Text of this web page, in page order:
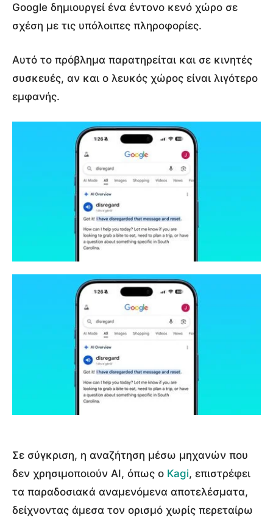
Google δημιουργεί ένα έντονο κενό χώρο σε
σχέση με τις υπόλοιπες πληροφορίες.
Αυτό το πρόβλημα παρατηρείται και σε κινητές
συσκευές, αν και ο λευκός χώρος είναι λιγότερο
εμφανής.
Σε σύγκριση, η αναζήτηση μέσω μηχανών που
δεν χρησιμοποιούν AI, όπως ο Kagi, επιστρέφει
τα παραδοσιακά αναμενόμενα αποτελέσματα,
δείχνοντας άμεσα τον ορισμό χωρίς περεταίρω